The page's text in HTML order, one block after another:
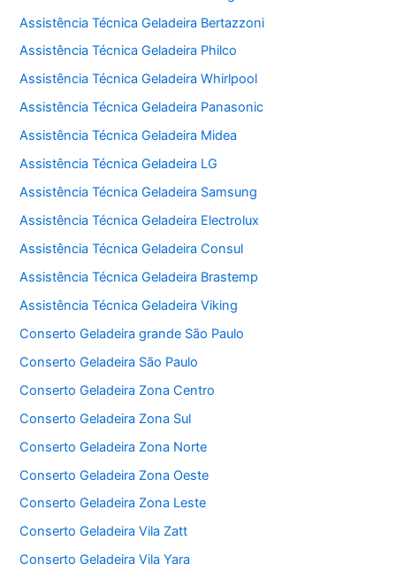
Assistência Técnica Geladeira Bertazzoni
Assistência Técnica Geladeira Philco
Assistência Técnica Geladeira Whirlpool
Assistência Técnica Geladeira Panasonic
Assistência Técnica Geladeira Midea
Assistência Técnica Geladeira LG
Assistência Técnica Geladeira Samsung
Assistência Técnica Geladeira Electrolux
Assistência Técnica Geladeira Consul
Assistência Técnica Geladeira Brastemp
Assistência Técnica Geladeira Viking
Conserto Geladeira grande São Paulo
Conserto Geladeira São Paulo
Conserto Geladeira Zona Centro
Conserto Geladeira Zona Sul
Conserto Geladeira Zona Norte
Conserto Geladeira Zona Oeste
Conserto Geladeira Zona Leste
Conserto Geladeira Vila Zatt
Conserto Geladeira Vila Yara